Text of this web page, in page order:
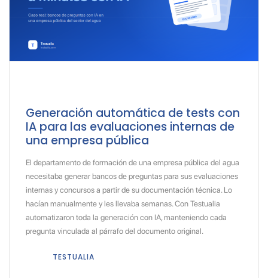
Generación automática de tests con
IA para las evaluaciones internas de
una empresa pública
El departamento de formación de una empresa pública del agua
necesitaba generar bancos de preguntas para sus evaluaciones
internas y concursos a partir de su documentación técnica. Lo
hacían manualmente y les llevaba semanas. Con Testualia
automatizaron toda la generación con IA, manteniendo cada
pregunta vinculada al párrafo del documento original.
TESTUALIA